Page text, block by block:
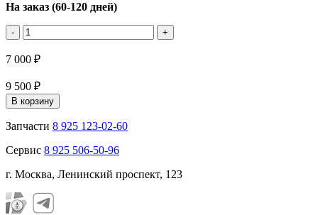
На заказ (60-120 дней)
- +
7 000 ₽
9 500 ₽
В корзину
Запчасти 8 925 123-02-60
Сервис 8 925 506-50-96
г. Москва, Ленинский проспект, 123